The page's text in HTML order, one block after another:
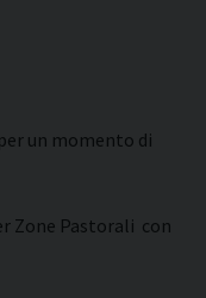
un momento di
Zone Pastorali con